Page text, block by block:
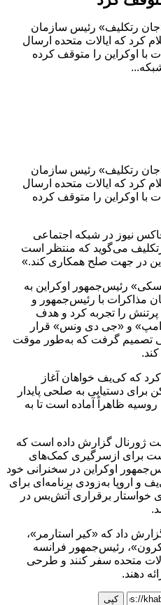
رتکلیف» رئیس سازمان
کرد که ایالات متحده ارسال
با اوکراین را متوقف کرده
رتکلیف» رئیس سازمان
کرد که ایالات متحده ارسال
با اوکراین را متوقف کرده
نیوز در شبکه اجتماعی
می‌گوید که منتظر است
در جهت صلح همکاری کند.»
زلنسکی» رئیس‌جمهور اوکراین به
مذاکرات با رئیس‌جمهور و
را تجربه کرد و هدف
و «جی دی ونس» قرار
تصمیم گرفت که به‌طور موقت
که کی‌یف خواهان آغاز
دستیابی به صلحی پایدار
ظاهراً آماده است تا به
ژورنال گزارش داده است که
برای ازسرگیری کمک‌های
اوکراین در سخنرانی خود
و اروپا به‌زودی برنامه‌ای برای
خواستار برقراری آتش‌بس در
داد که «کیر استارمر»،
رئیس‌جمهور فرانسه
متحده سفر کنند و طرحی
دهند.
کپی